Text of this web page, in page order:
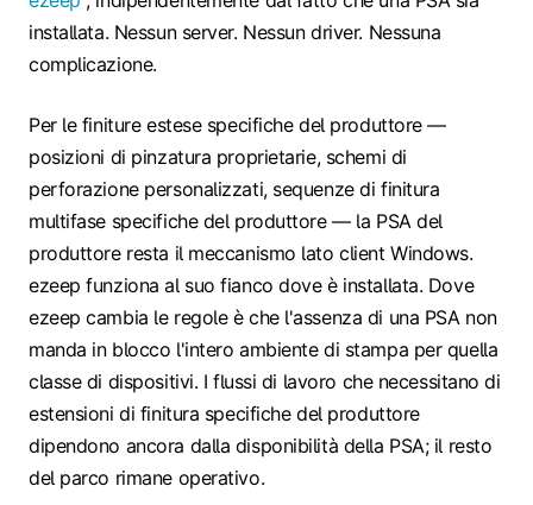
installata. Nessun server. Nessun driver. Nessuna
complicazione.
Per le finiture estese specifiche del produttore —
posizioni di pinzatura proprietarie, schemi di
perforazione personalizzati, sequenze di finitura
multifase specifiche del produttore — la PSA del
produttore resta il meccanismo lato client Windows.
ezeep funziona al suo fianco dove è installata. Dove
ezeep cambia le regole è che l'assenza di una PSA non
manda in blocco l'intero ambiente di stampa per quella
classe di dispositivi. I flussi di lavoro che necessitano di
estensioni di finitura specifiche del produttore
dipendono ancora dalla disponibilità della PSA; il resto
del parco rimane operativo.